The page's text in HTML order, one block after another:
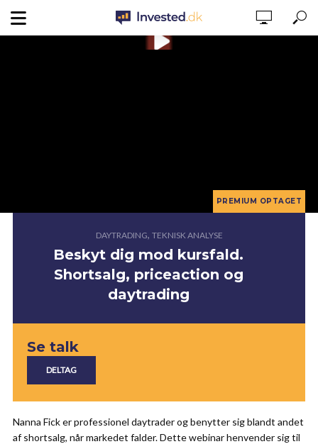
DAYTRADING, TEKNISK ANALYSE
Beskyt dig mod kursfald.
Shortsalg, priceaction og
daytrading
Se talk
Nanna Fick er professionel daytrader og benytter sig blandt andet
af shortsalg, når markedet falder. Dette webinar henvender sig til